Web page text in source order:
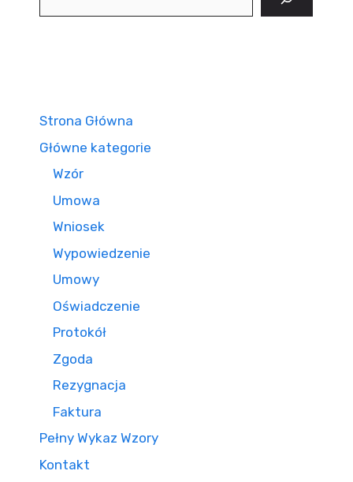
Strona Główna
Główne kategorie
Wzór
Umowa
Wniosek
Wypowiedzenie
Umowy
Oświadczenie
Protokół
Zgoda
Rezygnacja
Faktura
Pełny Wykaz Wzory
Kontakt